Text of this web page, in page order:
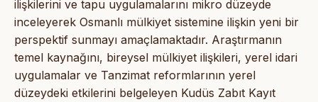
ilişkilerini ve tapu uygulamalarını mikro düzeyde
inceleyerek Osmanlı mülkiyet sistemine ilişkin yeni bir
perspektif sunmayı amaçlamaktadır. Araştırmanın
temel kaynağını, bireysel mülkiyet ilişkileri, yerel idari
uygulamalar ve Tanzimat reformlarının yerel
düzeydeki etkilerini belgeleyen Kudüs Zabıt Kayıt